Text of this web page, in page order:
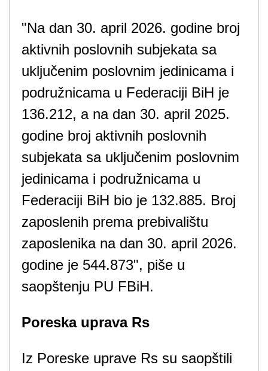
"Na dan 30. april 2026. godine broj
aktivnih poslovnih subjekata sa
uključenim poslovnim jedinicama i
podružnicama u Federaciji BiH je
136.212, a na dan 30. april 2025.
godine broj aktivnih poslovnih
subjekata sa uključenim poslovnim
jedinicama i podružnicama u
Federaciji BiH bio je 132.885. Broj
zaposlenih prema prebivalištu
zaposlenika na dan 30. april 2026.
godine je 544.873", piše u
saopštenju PU FBiH.
Poreska uprava Rs
Iz Poreske uprave Rs su saopštili